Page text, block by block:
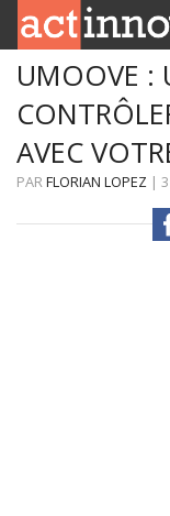
RUBRIQUES
INNOBOX
CONTACT
UMOOVE :
AVEC
PARFLORIAN LOPEZ |